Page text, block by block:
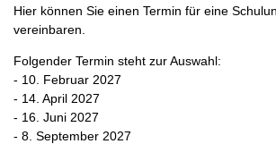
Hier können Sie einen Termin für eine
vereinbaren.
Folgender Termin steht zur Auswahl:
- 10. Februar 2027
- 14. April 2027
- 16. Juni 2027
- 8. September 2027